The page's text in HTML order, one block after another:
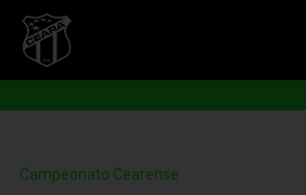
Campeonato Cearense